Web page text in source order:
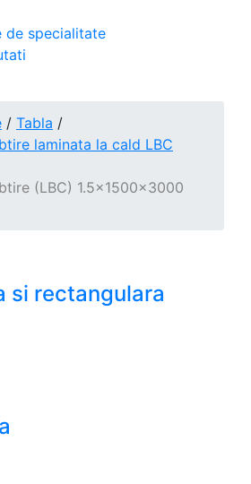
de specialitate
/ Tabla /
laminata la cald LBC
(LBC) 1.5x1500x3000
si rectangulara